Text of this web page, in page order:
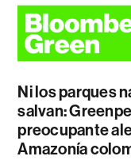
Ni los parques
salvan:
preocupante
Amazonía